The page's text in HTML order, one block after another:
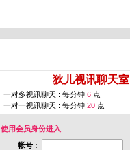
狄儿视讯聊天室
一对多视讯聊天 : 每分钟 6 点
一对一视讯聊天 : 每分钟 20 点
使用会员身份进入
帐号 :